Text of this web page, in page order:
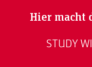
Hier macht
STUDY